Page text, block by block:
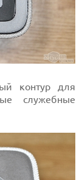
контур для
служебные